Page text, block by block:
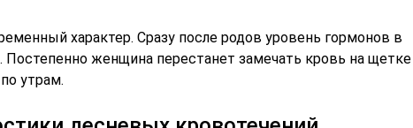
характер. Сразу после родов уровень гормонов в
Постепенно женщина перестанет замечать кровь на щетке
утрам.